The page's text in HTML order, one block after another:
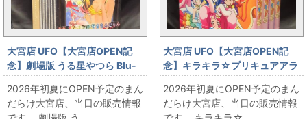
大宮店 UFO【大宮店OPEN記
念】劇場版 うる星やつら Blu-
ray BOX(初回版) お出ししま
す!!
2026年初夏にOPEN予定のまん
だらけ大宮店、当日の販売情報
大宮店 UFO【大宮店OPEN記
念】キラキラ☆プリキュアアラ
モード Blu-ray全巻セット お出
しします!!
2026年初夏にOPEN予定のまん
だらけ大宮店、当日の販売情報